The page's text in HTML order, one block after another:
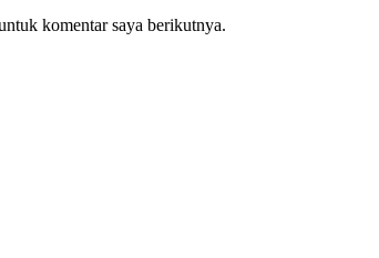
komentar saya berikutnya.